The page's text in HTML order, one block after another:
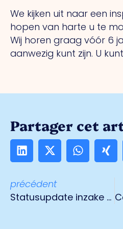
We kijken uit naar een
hopen van harte u te
Wij horen graag vóór 6
aanwezig kunt zijn. U
Partager cet
précédent
Statusupdate inzake plannen arbeidsmigrantenhuisvesting op Albertushof